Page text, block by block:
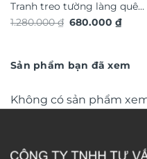
Tranh treo tường làng quê
Việt Nam TG4930S
1.280.000₫ Giá
680.000₫Giá
Sản phẩm bạn đã xem
Không có sản phẩm